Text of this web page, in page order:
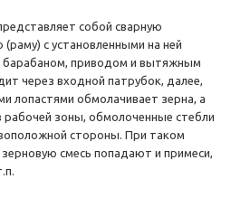
собой сварную
с установленными на ней
барабаном, приводом и вытяжным
через входной патрубок, далее,
лопастями обмолачивает зерна, а
рабочей зоны, обмолоченные стебли
стороны. При таком
смесь попадают и примеси,